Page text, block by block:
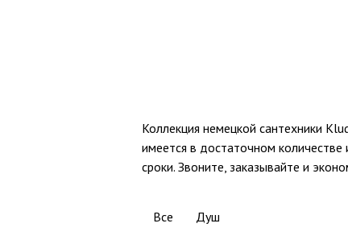
Коллекция немецкой сантехники
имеется в достаточном количестве
сроки. Звоните, заказывайте и
Все Душ